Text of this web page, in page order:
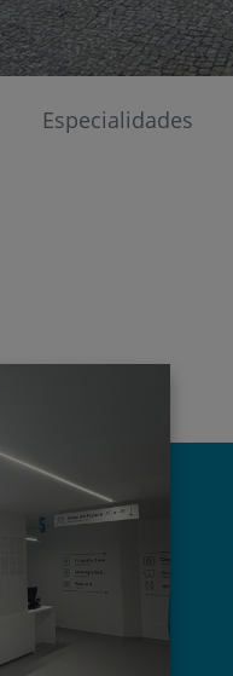
Especialidades
My CUF